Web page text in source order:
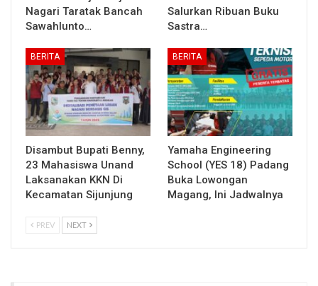
Nagari Taratak Bancah
Sawahlunto…
Salurkan Ribuan Buku
Sastra…
BERITA
Disambut Bupati Benny,
23 Mahasiswa Unand
Laksanakan KKN Di
Kecamatan Sijunjung
BERITA
Yamaha Engineering
School (YES 18) Padang
Buka Lowongan
Magang, Ini Jadwalnya
PREV NEXT